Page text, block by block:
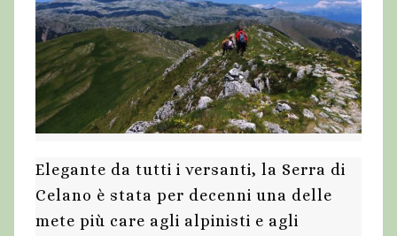
Elegante da tutti i versanti, la Serra di
Celano è stata per decenni una delle
mete più care agli alpinisti e agli